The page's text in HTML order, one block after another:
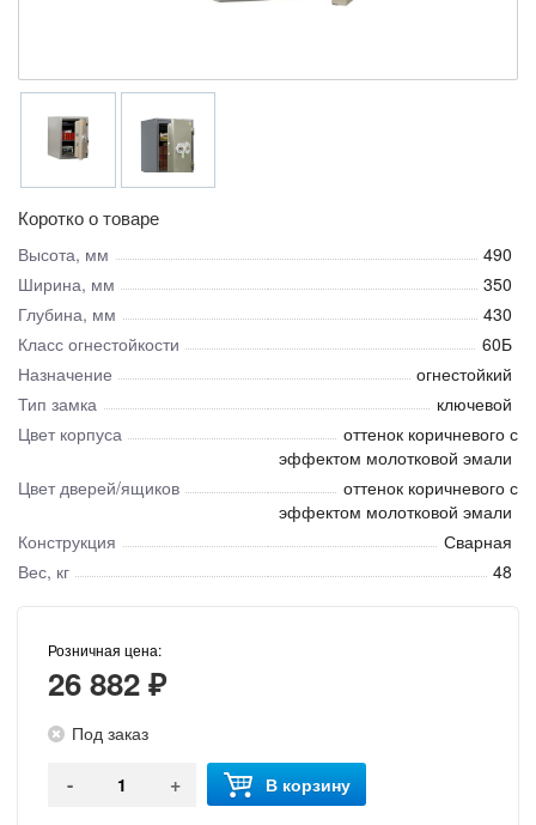
Коротко о товаре
Высота, мм
490
Ширина, мм
350
Глубина, мм
430
Класс огнестойкости
60Б
Назначение
огнестойкий
Тип замка
ключевой
Цвет корпуса
оттенок коричневого с
эффектом молотковой эмали
Цвет дверей/ящиков
оттенок коричневого с
эффектом молотковой эмали
Конструкция
Сварная
Вес, кг
48
Розничная цена:
26 882 ₽
Под заказ
- + В корзину